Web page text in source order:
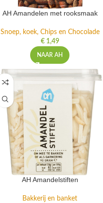
AH Amandelen met rooksmaak
Snoep, koek, Chips en Chocolade
€1,49
NAAR AH
AH Amandelstiften
Bakkerij en banket